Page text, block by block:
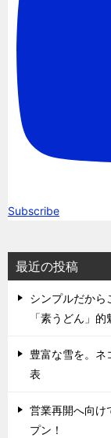
Subscribe
最近の投稿
シンプルだから
「素うどん」
豊富な雪を。
表
営業再開へ向け
プン！